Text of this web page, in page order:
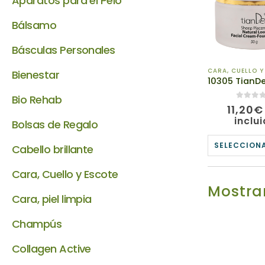
CARA, CUELLO
de 5
11,20€
Bálsamo
Básculas Personales
Bienestar
Bio Rehab
Bolsas de Regalo
Cabello brillante
Cara, Cuello y Escote
Cara, piel limpia
Champús
Collagen Active